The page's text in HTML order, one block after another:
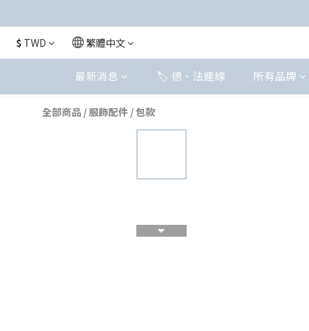
$ TWD 繁體中文
最新消息 🏷️ 德、法連線 所有品牌
全部商品 /服飾配件 /包款